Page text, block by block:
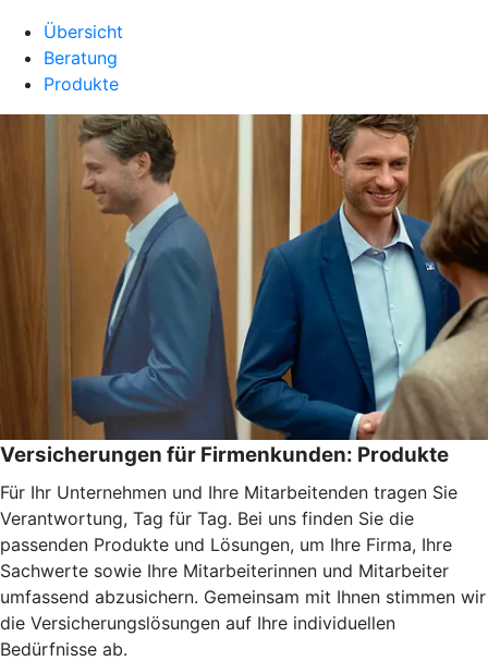
Übersicht
Beratung
Produkte
Versicherungen für Firmenkunden: Produkte
Für Ihr Unternehmen und Ihre Mitarbeitenden tragen Sie
Verantwortung, Tag für Tag. Bei uns finden Sie die
passenden Produkte und Lösungen, um Ihre Firma, Ihre
Sachwerte sowie Ihre Mitarbeiterinnen und Mitarbeiter
umfassend abzusichern. Gemeinsam mit Ihnen stimmen wir
die Versicherungslösungen auf Ihre individuellen
Bedürfnisse ab.